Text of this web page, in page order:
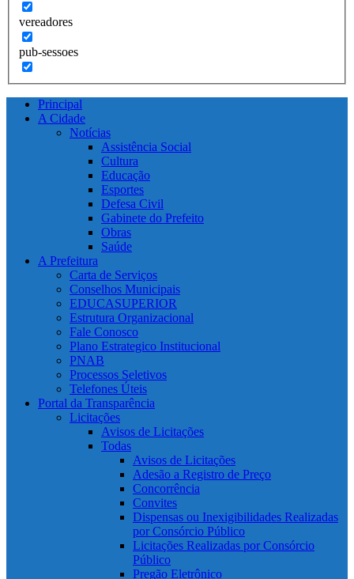
vereadores
pub-sessoes
Principal
A Cidade
Notícias
Assistência Social
Cultura
Educação
Esportes
Defesa Civil
Gabinete do Prefeito
Obras
Saúde
A Prefeitura
Carta de Serviços
Conselhos Municipais
EDUCASUPERIOR
Estrutura Organizacional
Fale Conosco
Plano Estrategico Institucional
PNAB
Processos Seletivos
Telefones Úteis
Portal da Transparência
Licitações
Avisos de Licitações
Todas
Avisos de Licitações
Adesão a Registro de Preço
Concorrência
Convites
Dispensas ou Inexigibilidades Realizadas
por Consórcio Público
Licitações Realizadas por Consórcio
Público
Pregão Eletrônico